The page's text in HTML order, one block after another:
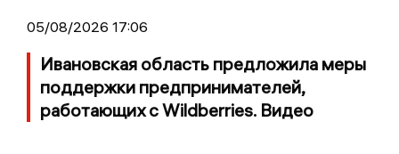
05/08/2026 17:06
Ивановская область предложила меры
поддержки предпринимателей,
работающих с Wildberries. Видео